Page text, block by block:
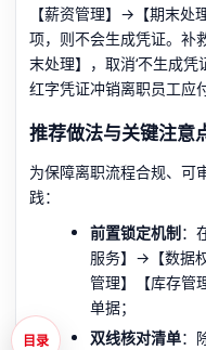
【薪资管理】→【期末处
项，则不会生成凭证。补
末处理】，取消‘不生成
红字凭证冲销离职员工应
推荐做法与关键注意
为保障离职流程合规、可
践：
前置锁定机制：
服务】→【数据
管理】【库存管
单据；
双线核对清单：
目录